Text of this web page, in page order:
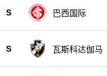
S 巴西国际
S 瓦斯科达伽马